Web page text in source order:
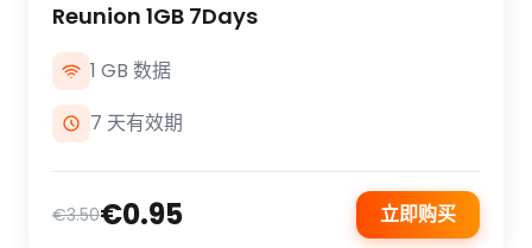
Reunion 1GB 7Days
1 GB 数据
7 天有效期
€3.50€0.95 立即购买